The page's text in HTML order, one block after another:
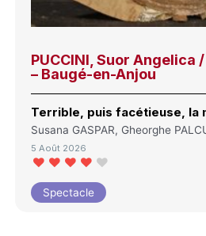
PUCCINI, Suor Angelica
– Baugé-en-Anjou
Terrible, puis facétieuse, la
Susana GASPAR, Gheorghe
5 Août 2026
Spectacle